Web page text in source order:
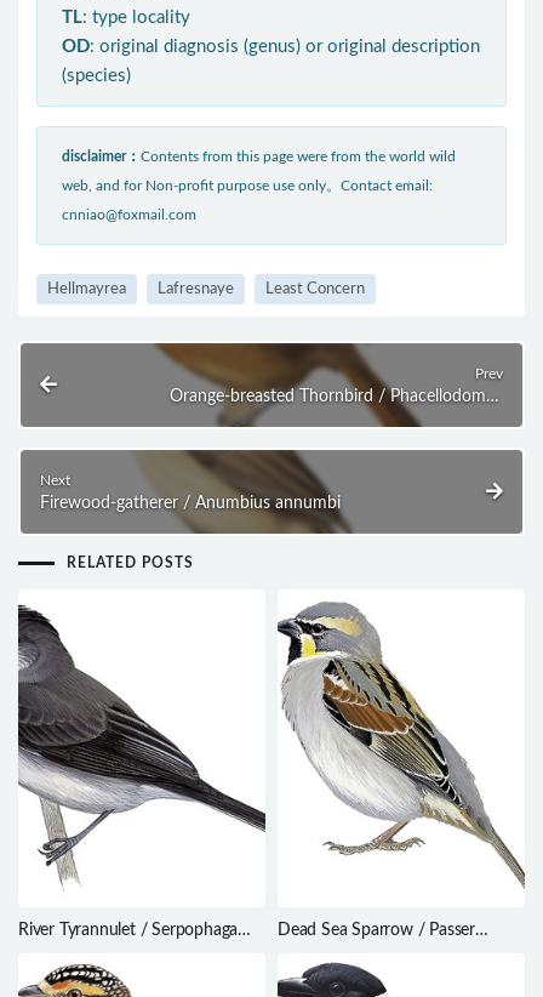
TL: type locality
OD: original diagnosis (genus) or original description
(species)
disclaimer： Contents from this page were from the world wild
web, and for Non-profit purpose use only。Contact email:
cnniao@foxmail.com
Hellmayrea Lafresnaye Least Concern
Prev
Orange-breasted Thornbird / Phacellodomus
ferrugineigula
Next
Firewood-gatherer / Anumbius annumbi
RELATED POSTS
River Tyrannulet / Serpophaga
Dead Sea Sparrow / Passer